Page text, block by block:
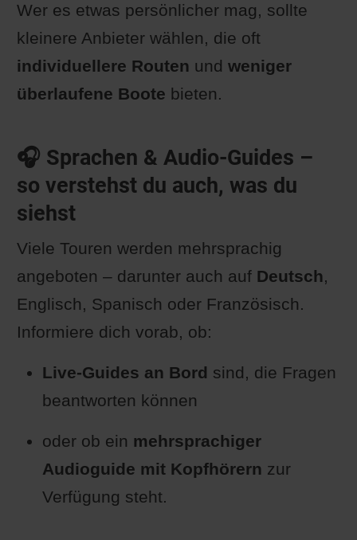
Wer es etwas persönlicher mag, sollte
kleinere Anbieter wählen, die oft
individuellere Routen und weniger
überlaufene Boote bieten.
🎧 Sprachen & Audio-Guides –
so verstehst du auch, was du
siehst
Viele Touren werden mehrsprachig
angeboten – darunter auch auf Deutsch,
Englisch, Spanisch oder Französisch.
Informiere dich vorab, ob:
Live-Guides an Bord sind, die Fragen
beantworten können
oder ob ein mehrsprachiger
Audioguide mit Kopfhörern zur
Verfügung steht.